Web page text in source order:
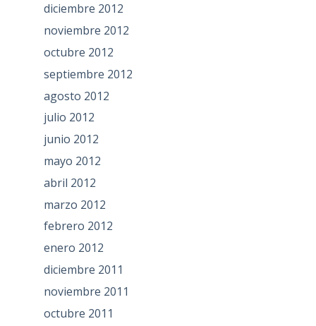
diciembre 2012
noviembre 2012
octubre 2012
septiembre 2012
agosto 2012
julio 2012
junio 2012
mayo 2012
abril 2012
marzo 2012
febrero 2012
enero 2012
diciembre 2011
noviembre 2011
octubre 2011